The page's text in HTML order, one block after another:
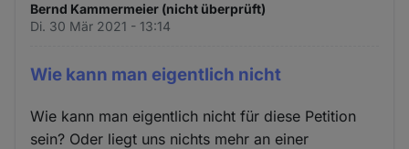
Bernd Kammermeier (nicht überprüft)
Di. 30 Mär 2021 - 13:14
Wie kann man eigentlich nicht
Wie kann man eigentlich nicht für diese Petition
sein? Oder liegt uns nichts mehr an einer